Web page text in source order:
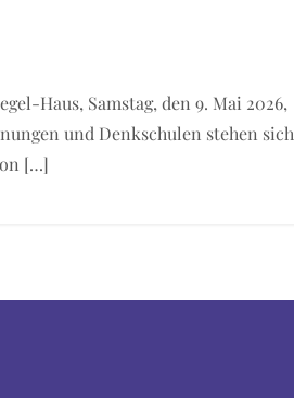
Haus, Samstag, den 9. Mai 2026,
und Denkschulen stehen sich
[…]